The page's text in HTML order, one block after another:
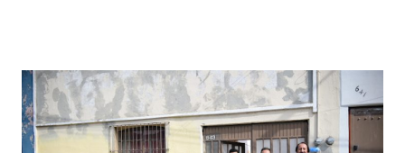
conoces ni la mitad de lo que deberías saber. Pero incluso
quienes ya han tenido relaciones sexuales no son expertos
o expertas en el tema. Siempre hay algo nuevo que